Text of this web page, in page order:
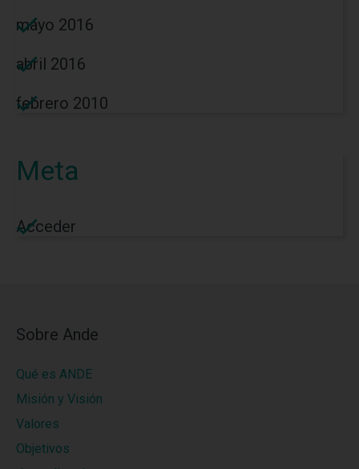
mayo 2016
abril 2016
febrero 2010
Meta
Acceder
Sobre Ande
Qué es ANDE
Misión y Visión
Valores
Objetivos